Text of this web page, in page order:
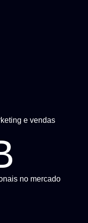
e vendas
no mercado